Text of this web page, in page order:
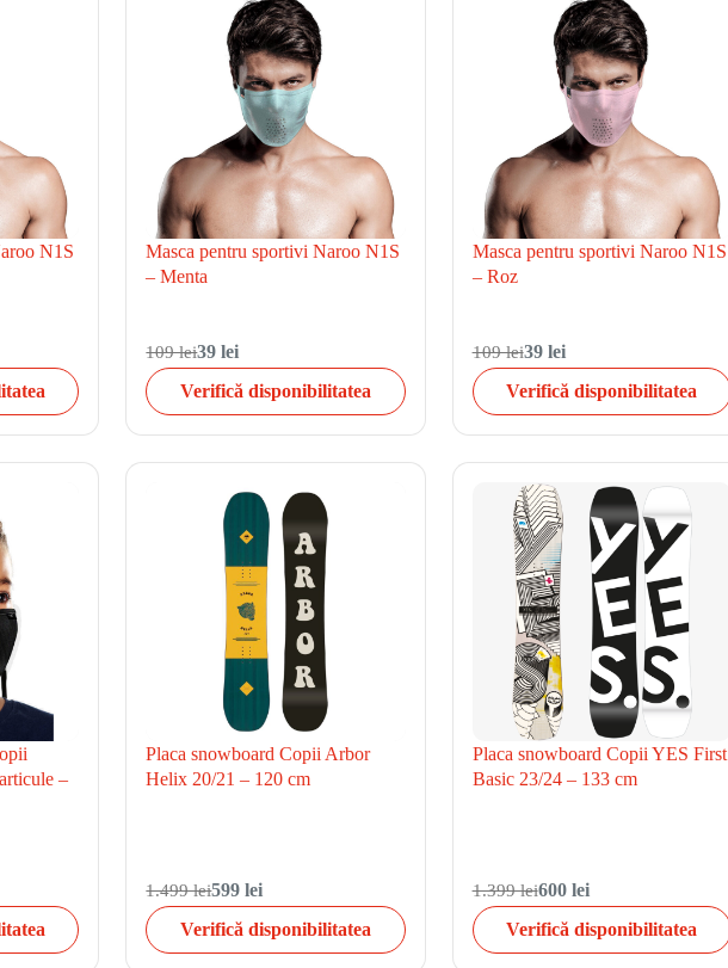
N1S
Masca pentru sportivi Naroo N1S
– Menta
109 lei39 lei
Verifică disponibilitatea
Masca pentru sportivi Naroo N1S
– Roz
109 lei39 lei
Verifică disponibilitatea
–
Placa snowboard Copii Arbor
Helix 20/21 – 120 cm
1.499 lei599 lei
Verifică disponibilitatea
Placa snowboard Copii YES First
Basic 23/24 – 133 cm
1.399 lei600 lei
Verifică disponibilitatea